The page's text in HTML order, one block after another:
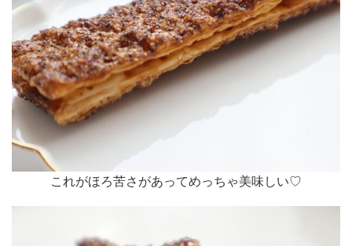
これがほろ苦さがあってめっちゃ美味しい♡